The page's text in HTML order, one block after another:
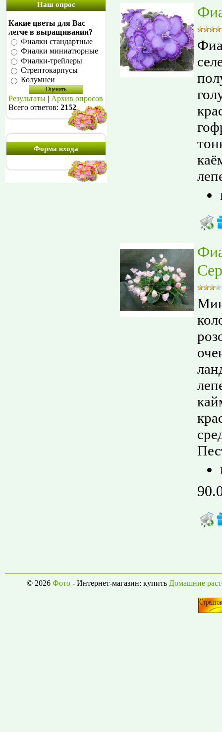
Наш опрос
Какие цветы для Вас
легче в выращивании?
Фиалки стандартные
Фиалки миниатюрные
Фиалки-трейлеры
Стрептокарпусы
Колумнеи
Результаты
Архив опросов
Всего ответов: 2152
Форма входа
© 2026 Фото- Интернет-магазин: купить Домашние